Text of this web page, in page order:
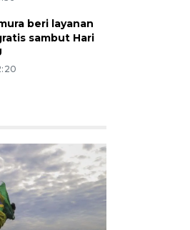
beri layanan
sambut Hari